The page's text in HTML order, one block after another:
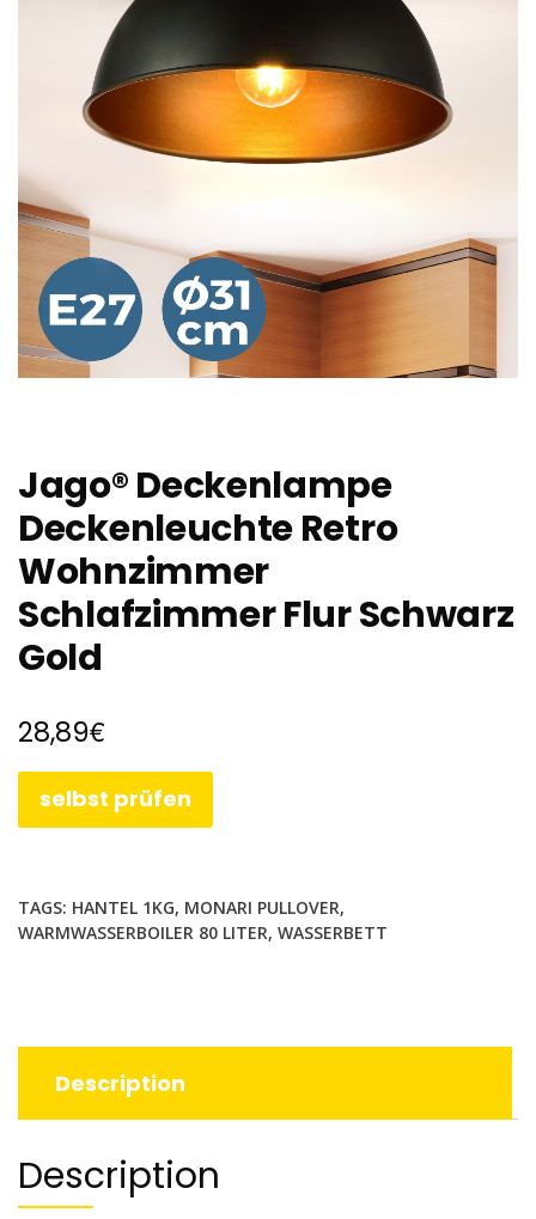
Jago® Deckenlampe
Deckenleuchte Retro
Wohnzimmer
Schlafzimmer Flur Schwarz
Gold
28,89€
selbst prüfen
TAGS: HANTEL 1KG, MONARI PULLOVER,
WARMWASSERBOILER 80 LITER, WASSERBETT
Description
Description